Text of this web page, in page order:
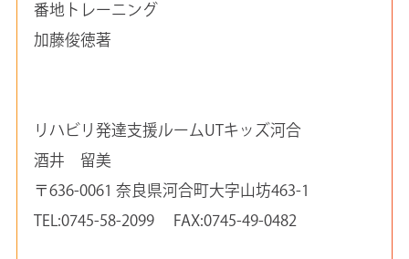
番地トレーニング
加藤俊徳著
リハビリ発達支援ルームUTキッズ河合
酒井 留美
〒636-0061 奈良県河合町大字山坊463-1
TEL:0745-58-2099 FAX:0745-49-0482